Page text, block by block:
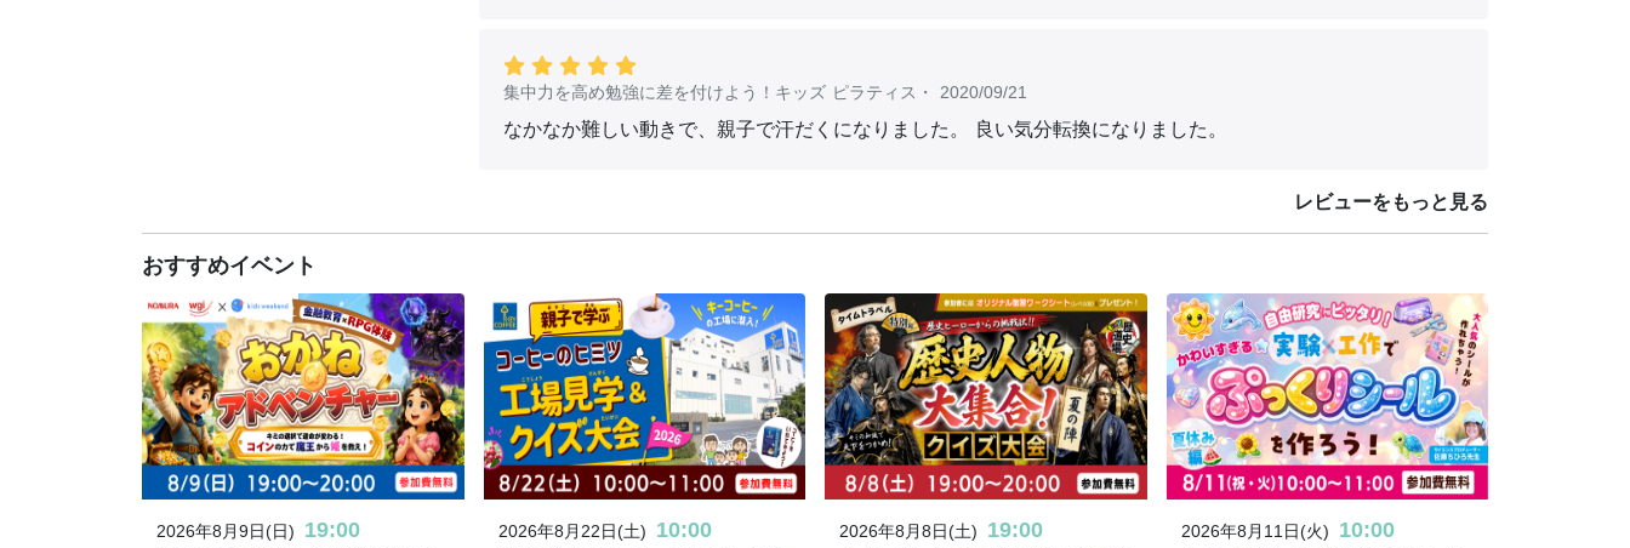
集中力を高め勉強に差を付けよう！キッズ ピラティス ・ 2020/09/21
なかなか難しい動きで、親子で汗だくになりました。 良い気分転換になりました。
レビューをもっと見る
おすすめイベント
2026年8月9日(日) 19:00 2026年8月22日(土) 10:00 2026年8月8日(土) 19:00 2026年8月11日(火) 10:00